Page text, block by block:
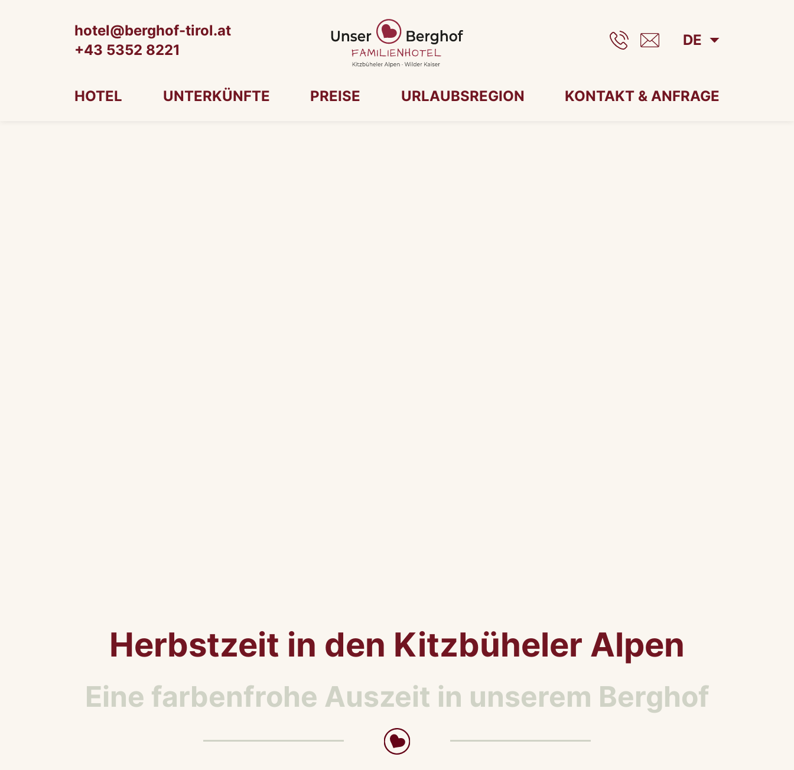
Herbstzeit in den Kitzbüheler Alpen
Eine farbenfrohe Auszeit in unserem Berghof
hotel@berghof-tirol.at
+43 5352 8221
DE
HOTEL UNTERKÜNFTE PREISE URLAUBSREGION KONTAKT & ANFRAGE